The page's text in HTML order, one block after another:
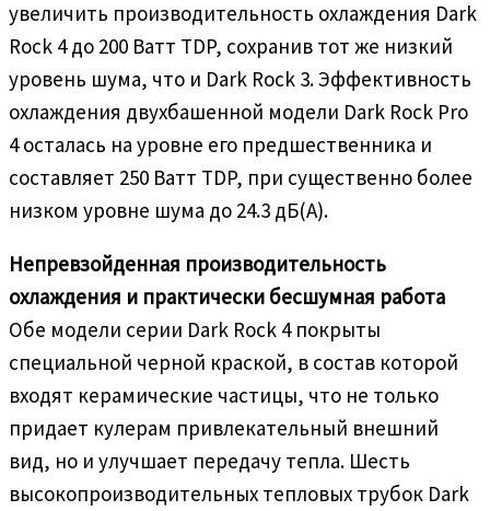
увеличить производительность охлаждения Dark
Rock 4 до 200 Ватт TDP, сохранив тот же низкий
уровень шума, что и Dark Rock 3. Эффективность
охлаждения двухбашенной модели Dark Rock Pro
4 осталась на уровне его предшественника и
составляет 250 Ватт TDP, при существенно более
низком уровне шума до 24.3 дБ(A).
Непревзойденная производительность
охлаждения и практически бесшумная работа
Обе модели серии Dark Rock 4 покрыты
специальной черной краской, в состав которой
входят керамические частицы, что не только
придает кулерам привлекательный внешний
вид, но и улучшает передачу тепла. Шесть
высокопроизводительных тепловых трубок Dark